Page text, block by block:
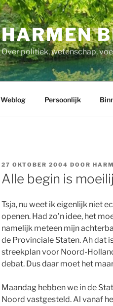
HARMEN
Over politiek, wetenschap,
Weblog Persoonlijk
GEPLAATST
OP
27 OKTOBER 2004 DOOR
Alle begin is
Tsja, nu weet ik eigenlijk niet
openen. Had zo’n idee, het
namelijk meteen mijn
de Provinciale Staten. Ah dat
streekplan voor Noord-
debat. Dus daar moet het
Maandag hebben we in de
Noord vastgesteld. Al vanaf